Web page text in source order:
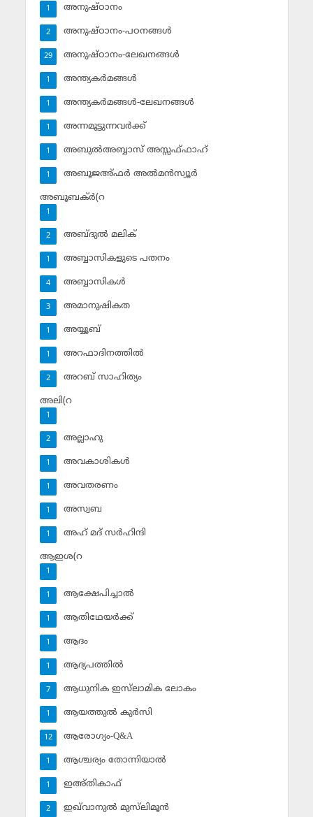
അനുഷ്ഠാനം
1
അനുഷ്ഠാനം-പഠനങ്ങള്‍
2
അനുഷ്ഠാനം-ലേഖനങ്ങള്‍
29
അന്ത്യകര്‍മങ്ങള്‍
1
അന്ത്യകര്‍മങ്ങള്‍-ലേഖനങ്ങള്‍
1
അന്നമൂട്ടുന്നവര്‍ക്ക്
1
അബുല്‍അബ്ബാസ് അസ്സഫ്ഫാഹ്‌
1
അബൂജഅ്ഫര്‍ അല്‍മന്‍സ്വൂര്‍
1
അബൂബക്ര്‍(റ
1
അബ്ദുല്‍ മലിക്‌
2
അബ്ബാസികളുടെ പതനം
1
അബ്ബാസികള്‍
4
അമാനുഷികത
3
അയ്യൂബ്‌
1
അറഫാദിനത്തില്‍
1
അറബ് സാഹിത്യം
2
അലി(റ
1
അല്ലാഹു
2
അവകാശികള്‍
1
അവതരണം
1
അസ്വബ
1
അഹ് മദ് സര്‍ഹിന്ദി
1
ആഇശ(റ
1
ആക്ഷേപിച്ചാല്‍
1
ആതിഥേയര്‍ക്ക്
1
ആദം
1
ആദ്യപത്തില്‍
1
ആധുനിക ഇസ്‌ലാമിക ലോകം
7
ആയത്തുല്‍ കുര്‍സി
1
ആരോഗ്യം-Q&A
12
ആശ്ചര്യം തോന്നിയാല്‍
1
ഇഅ്തികാഫ്‌
1
ഇഖ്‌വാനുല്‍ മുസ്‌ലിമൂന്‍
2